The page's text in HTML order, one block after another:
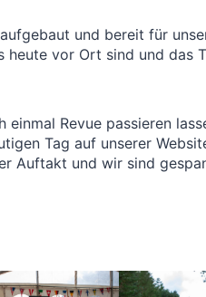
und bereit für
heute vor Ort sind und das
Revue passieren
Tag auf unserer
Auftakt und wir sind